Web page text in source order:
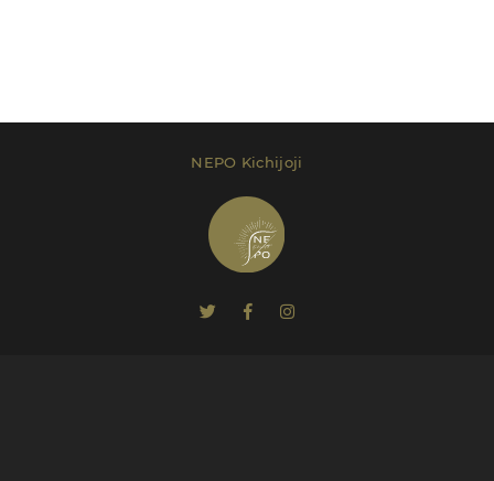
Send Message
NEPO Kichijoji